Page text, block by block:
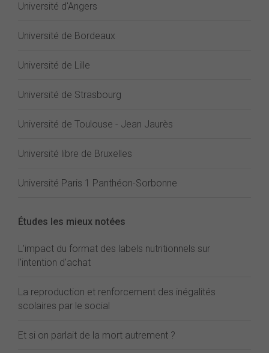
Université d'Angers
Université de Bordeaux
Université de Lille
Université de Strasbourg
Université de Toulouse - Jean Jaurès
Université libre de Bruxelles
Université Paris 1 Panthéon-Sorbonne
Études les mieux notées
L'impact du format des labels nutritionnels sur
l'intention d'achat
La reproduction et renforcement des inégalités
scolaires par le social
Et si on parlait de la mort autrement ?